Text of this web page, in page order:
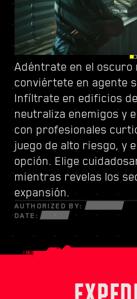
Adéntrate en el oscuro
conviértete en agente
Infíltrate en edificios
neutraliza enemigos y
con profesionales
juego de alto riesgo, y
opción. Elige
mientras revelas los
expansión.
AUTHORIZED BY:
DATE:
Vigila tus espaldas en
ruinas dentro de otra
una milicia de gatillo
derruidas están
oportunidades para
dispuestos a todo.
descubrirás encargos
intensidad con más
Sube el listón con
un nuevo árbol de
estilo de juego único.
nuevas y piezas de
para sobrevivir en un
estafadores
netrunners y
dispuestos a todo por